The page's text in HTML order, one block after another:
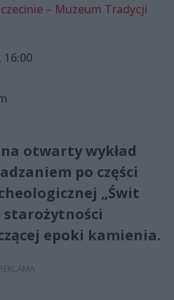
– Muzeum Tradycji
16:00
otwarty wykład
po części
„Świt
starożytności
epoki kamienia.